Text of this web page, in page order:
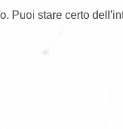
Puoi stare certo